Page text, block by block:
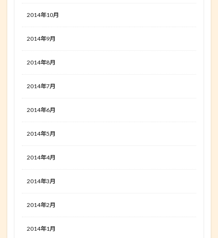
2014年10月
2014年9月
2014年8月
2014年7月
2014年6月
2014年5月
2014年4月
2014年3月
2014年2月
2014年1月